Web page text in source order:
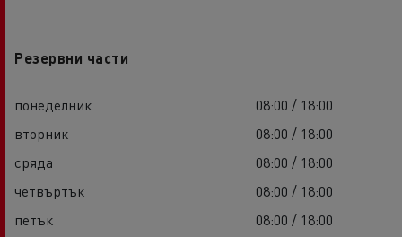
Резервни части
понеделник
08:00 / 18:00
вторник
08:00 / 18:00
сряда
08:00 / 18:00
четвъртък
08:00 / 18:00
петък
08:00 / 18:00